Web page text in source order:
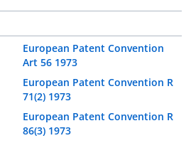
European Patent Convention
Art 56 1973
European Patent Convention R
71(2) 1973
European Patent Convention R
86(3) 1973